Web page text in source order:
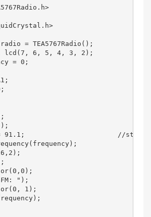
radio = TEA5767Radio();
lcd(7, 6, 5, 4, 3, 2);
= 0;
= A0;
= A1;
= 0;
91.1;                       //
");
1);